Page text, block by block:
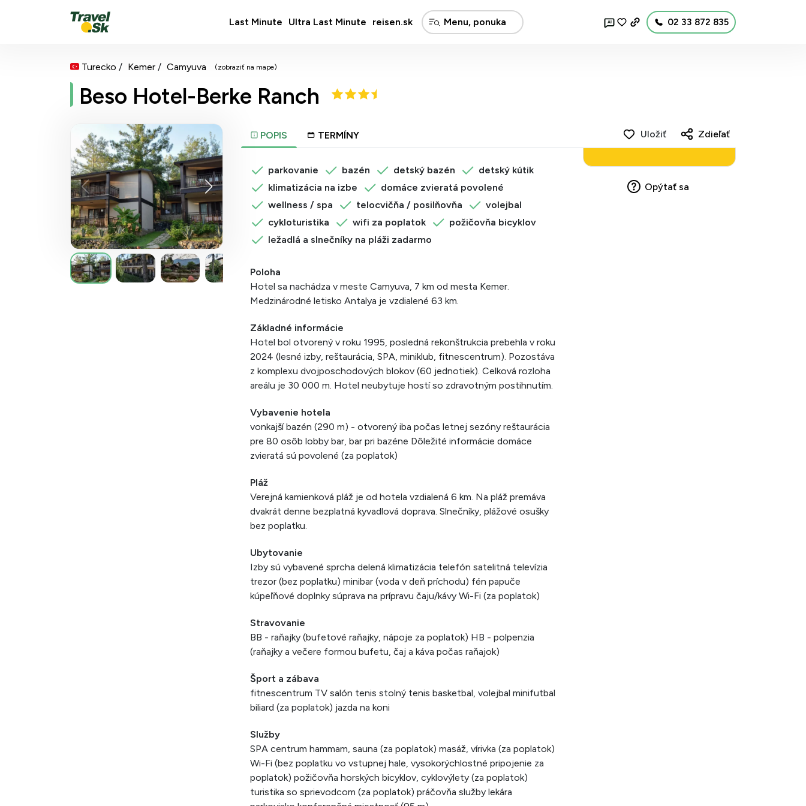
Last Minute Ultra Last Minute reisen.sk AI 02 33 872 835
Turecko Kemer Camyuva (zobraziť na mape)
Beso Hotel-Berke Ranch
POPIS TERMÍNY
parkovanie bazén detský bazén
detský kútik
klimatizácia na izbe
domáce zvieratá povolené
wellness / spa
telocvičňa / posilňovňa
volejbal
cykloturistika
wifi za poplatok
požičovňa bicyklov
ležadlá a slnečníky na pláži zadarmo
Poloha
Hotel sa nachádza v meste Camyuva, 7 km od mesta Kemer.
Medzinárodné letisko Antalya je vzdialené 63 km.
Základné informácie
Hotel bol otvorený v roku 1995, posledná rekonštrukcia prebehla v roku
2024 (lesné izby, reštaurácia, SPA, miniklub, fitnescentrum). Pozostáva
z komplexu dvojposchodových blokov (60 jednotiek). Celková rozloha
areálu je 30 000 m. Hotel neubytuje hostí so zdravotným postihnutím.
Vybavenie hotela
vonkajší bazén (290 m) - otvorený iba počas letnej sezóny reštaurácia
pre 80 osôb lobby bar, bar pri bazéne Dôležité informácie domáce
zvieratá sú povolené (za poplatok)
Pláž
Verejná kamienková pláž je od hotela vzdialená 6 km. Na pláž premáva
dvakrát denne bezplatná kyvadlová doprava. Slnečníky, plážové osušky
bez poplatku.
Ubytovanie
Izby sú vybavené sprcha delená klimatizácia telefón satelitná televízia
trezor (bez poplatku) minibar (voda v deň príchodu) fén papuče
kúpeľňové doplnky súprava na prípravu čaju/kávy Wi-Fi (za poplatok)
Stravovanie
BB - raňajky (bufetové raňajky, nápoje za poplatok) HB - polpenzia
(raňajky a večere formou bufetu, čaj a káva počas raňajok)
Šport a zábava
fitnescentrum TV salón tenis stolný tenis basketbal, volejbal minifutbal
biliard (za poplatok) jazda na koni
Služby
SPA centrum hammam, sauna (za poplatok) masáž, vírivka (za poplatok)
Wi-Fi (bez poplatku vo vstupnej hale, vysokorýchlostné pripojenie za
poplatok) požičovňa horských bicyklov, cyklovýlety (za poplatok)
turistika so sprievodcom (za poplatok) práčovňa služby lekára
Uložiť Zdieľať
Opýtať sa